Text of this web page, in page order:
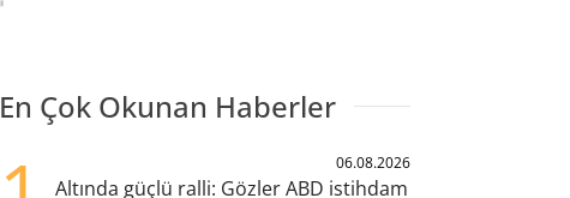
En Çok Okunan Haberler
06.08.2026
Altında güçlü ralli: Gözler ABD istihdam